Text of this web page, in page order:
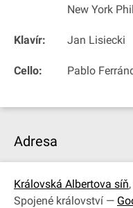
New York
Klavír: Jan Lisiecki
Cello: Pablo
Adresa
Královská Albertova síň
Spojené království —